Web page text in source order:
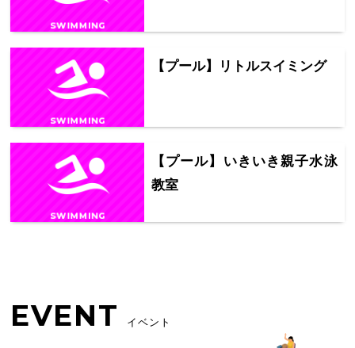
【プール】リトルスイミング
【プール】いきいき親子水泳
教室
EVENT イベント